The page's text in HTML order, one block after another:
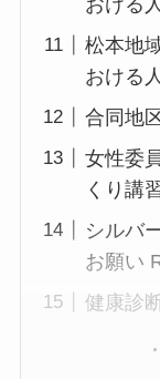
松本地
おける
合同地
女性委
くり講
シルバ
お願い
健康診